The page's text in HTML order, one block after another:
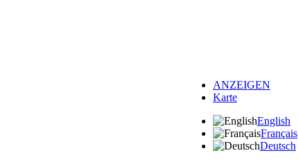
ANZEIGEN
Karte
English
Français
Deutsch